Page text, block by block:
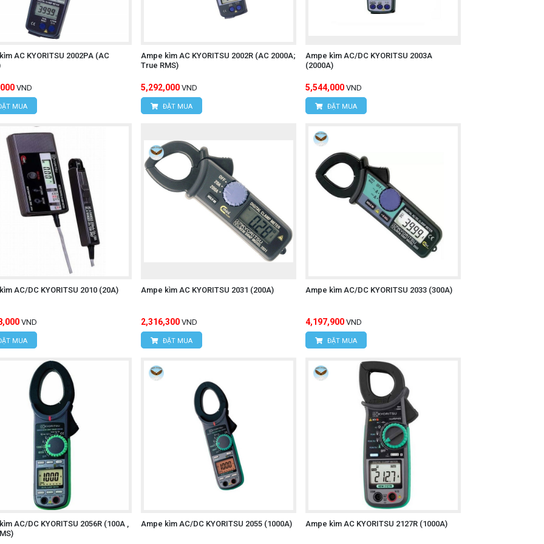
vấn chi tiết vềampe kìm HIOKI CM4371-50 quý khách hãy liên hệ trực tiếp với chúng tôi.
NGHỆ HÙNG NGUYÊN
Phường Đông Ngạc, TP. Hà Nội
MINH
Xã Tân Kiên, Huyện Bình Chánh, Thành phố Hồ Chí Minh
T UT315A
AC KYORITSU 2002PA (AC
VND
MUA
Ampe kìm AC KYORITSU 2002R (AC 2000A;
True RMS)
5,292,000 VND
ĐẶT MUA
Ampe kìm AC/DC KYORITSU 2003A
(2000A)
5,544,000 VND
ĐẶT MUA
AC/DC KYORITSU 2010 (20A)
VND
MUA
Ampe kìm AC KYORITSU 2031 (200A)
2,316,300 VND
ĐẶT MUA
Ampe kìm AC/DC KYORITSU 2033 (300A)
4,197,900 VND
ĐẶT MUA
AC/DC KYORITSU 2056R (100A ,
Ampe kìm AC/DC KYORITSU 2055 (1000A) Ampe kìm AC KYORITSU 2127R (1000A)